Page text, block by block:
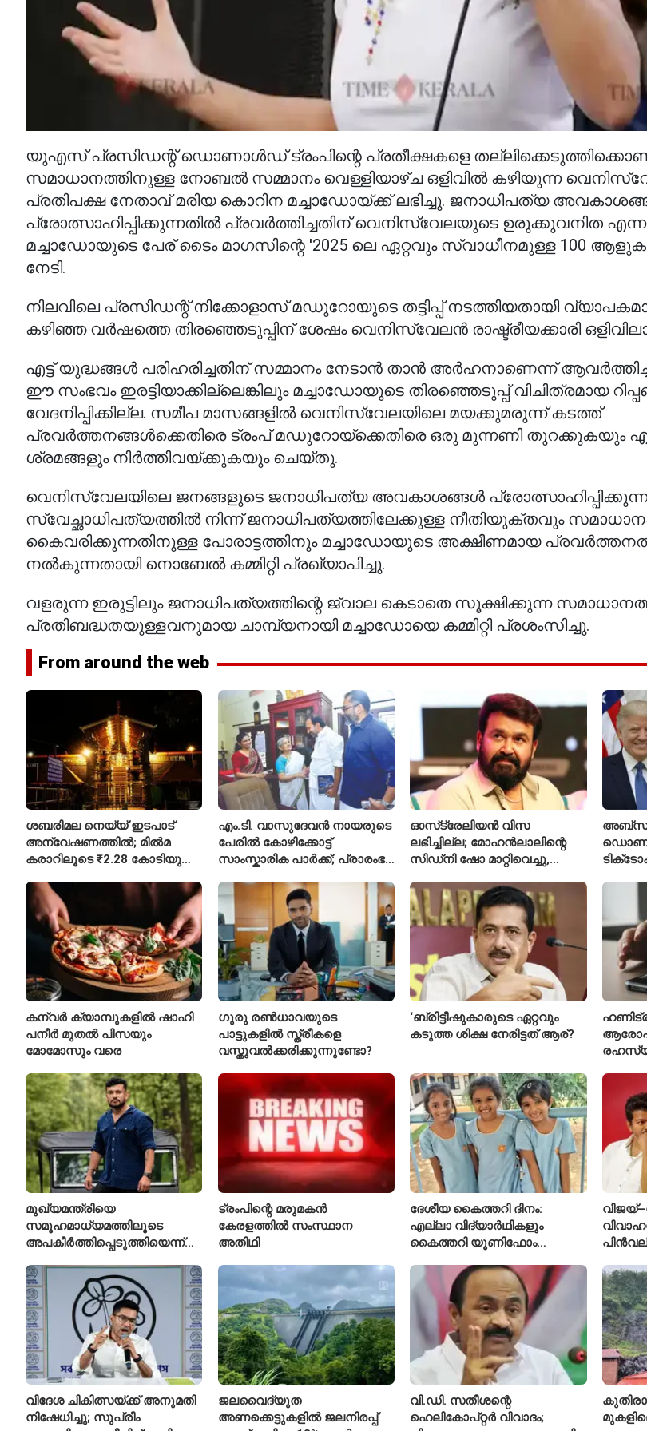
യുഎസ് പ്രസിഡന്റ് ഡൊണാൾഡ് ട്രംപിന്റെ പ്രതീക്ഷകളെ തല്ലിക്കെടുത്തിക്കൊണ്ട്,
സമാധാനത്തിനുള്ള നോബൽ സമ്മാനം വെള്ളിയാഴ്ച ഒളിവിൽ കഴിയുന്ന
പ്രതിപക്ഷ നേതാവ് മരിയ കൊറിന മച്ചാഡോയ്ക്ക് ലഭിച്ചു. ജനാധിപത്യ
പ്രോത്സാഹിപ്പിക്കുന്നതിൽ പ്രവർത്തിച്ചതിന് വെനിസ്വേലയുടെ ഉരുക്കുവനിത
മച്ചാഡോയുടെ പേര് ടൈം മാഗസിന്റെ '2025 ലെ ഏറ്റവും സ്വാധീനമുള്ള 100
നേടി.
നിലവിലെ പ്രസിഡന്റ് നിക്കോളാസ് മഡുറോയുടെ തട്ടിപ്പ് നടത്തിയതായി
കഴിഞ്ഞ വർഷത്തെ തിരഞ്ഞെടുപ്പിന് ശേഷം വെനിസ്വേലൻ രാഷ്ട്രീയക്കാരി
എട്ട് യുദ്ധങ്ങൾ പരിഹരിച്ചതിന് സമ്മാനം നേടാൻ താൻ അർഹനാണെന്ന് ആവർത്തിച്ച്
ഈ സംഭവം ഇരട്ടിയാക്കില്ലെങ്കിലും മച്ചാഡോയുടെ തിരഞ്ഞെടുപ്പ് വിചിത്രമായ
വേദനിപ്പിക്കില്ല. സമീപ മാസങ്ങളിൽ വെനിസ്വേലയിലെ മയക്കുമരുന്ന് കടത്ത്
പ്രവർത്തനങ്ങൾക്കെതിരെ ട്രംപ് മഡുറോയ്‌ക്കെതിരെ ഒരു മുന്നണി തുറക്കുകയും
ശ്രമങ്ങളും നിർത്തിവയ്ക്കുകയും ചെയ്തു.
വെനിസ്വേലയിലെ ജനങ്ങളുടെ ജനാധിപത്യ അവകാശങ്ങൾ
സ്വേച്ഛാധിപത്യത്തിൽ നിന്ന് ജനാധിപത്യത്തിലേക്കുള്ള നീതിയുക്തവും
കൈവരിക്കുന്നതിനുള്ള പോരാട്ടത്തിനും മച്ചാഡോയുടെ അക്ഷീണമായ
നൽകുന്നതായി നൊബേൽ കമ്മിറ്റി പ്രഖ്യാപിച്ചു.
വളരുന്ന ഇരുട്ടിലും ജനാധിപത്യത്തിന്റെ ജ്വാല കെടാതെ സൂക്ഷിക്കുന്ന
പ്രതിബദ്ധതയുള്ളവനുമായ ചാമ്പ്യനായി മച്ചാഡോയെ കമ്മിറ്റി പ്രശംസിച്ചു.
From around the web
ശബരിമല നെയ്യ് ഇടപാട്
അന്വേഷണത്തിൽ; മിൽമ
കരാറിലൂടെ ₹2.28 കോടിയുടെ
എം.ടി. വാസുദേവൻ നായരുടെ
പേരിൽ കോഴിക്കോട്ട്
സാംസ്കാരിക പാർക്ക്; പ്രാരംഭ
ഓസ്‌ട്രേലിയൻ വിസ
ലഭിച്ചില്ല; മോഹൻലാലിന്റെ
സിഡ്‌നി ഷോ മാറ്റിവെച്ചു,
താരം
കന്വർ ക്യാമ്പുകളിൽ ഷാഹി
പനീർ മുതൽ പിസയും
മോമോസും വരെ
ഗുരു രൺധാവയുടെ
പാട്ടുകളിൽ സ്ത്രീകളെ
വസ്തുവൽക്കരിക്കുന്നുണ്ടോ?
‘ബ്രിട്ടീഷുകാരുടെ ഏറ്റവും
കടുത്ത ശിക്ഷ നേരിട്ടത് ആര്?
മുഖ്യമന്ത്രിയെ
സമൂഹമാധ്യമത്തിലൂടെ
അപകീർത്തിപ്പെടുത്തിയെന്ന്
ആയങ്കിക്കെതിരെ പുതിയ
കേസ്
ട്രംപിന്റെ മരുമകൻ
കേരളത്തിൽ സംസ്ഥാന
അതിഥി
ദേശീയ കൈത്തറി ദിനം:
എല്ലാ വിദ്യാർഥികളും
കൈത്തറി യൂണിഫോം
സ്കൂൾ വേറിട്ട മാതൃക
വിദേശ ചികിത്സയ്ക്ക് അനുമതി
നിഷേധിച്ചു; സുപ്രീം
ജലവൈദ്യുത
അണക്കെട്ടുകളിൽ ജലനിരപ്പ്
വി.ഡി. സതീശന്റെ
ഹെലികോപ്റ്റർ വിവാദം;